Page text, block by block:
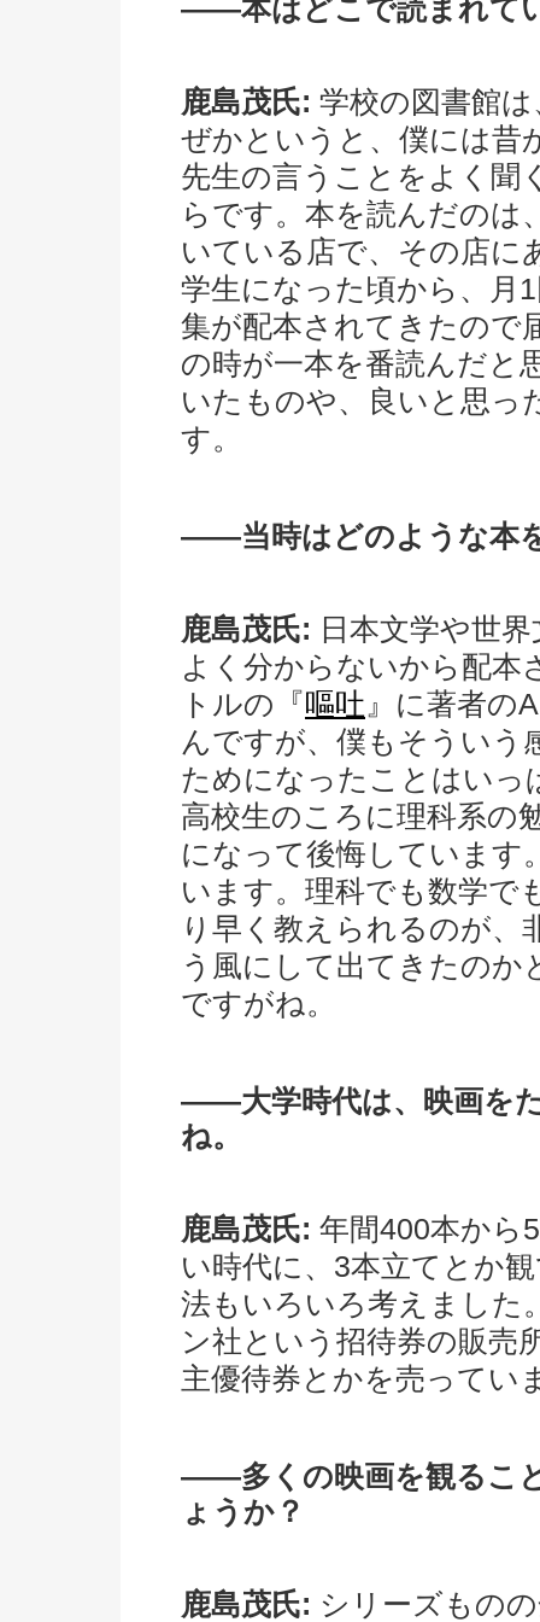
――本はどこで読まれて
鹿島茂氏: 学校の図書館
ぜかというと、僕には昔
先生の言うことをよく聞
らです。本を読んだのは
いている店で、その店に
学生になった頃から、月
集が配本されてきたので
の時が一本を番読んだと
いたものや、良いと思っ
す。
――当時はどのような本
鹿島茂氏: 日本文学や世
よく分からないから配本
トルの『嘔吐 』に著者の
んですが、僕もそういう
ためになったことはいっ
高校生のころに理科系の
になって後悔しています
います。理科でも数学で
り早く教えられるのが、
う風にして出てきたの
ですがね。
――大学時代は、映画を
ね。
鹿島茂氏: 年間400本から
い時代に、3本立てとか
法もいろいろ考えました
ン社という招待券の販売
主優待券とかを売ってい
――多くの映画を観るこ
ょうか？
鹿島茂氏: シリーズもの